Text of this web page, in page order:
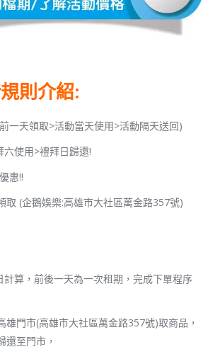
則介紹:
一天領取>活動當天使用>活動隔天送回)
使用>禮拜日歸還!
惠!!
取 (企鵝娛樂:高雄市大社區萬金路357號)
計算，前後一天為一次租期，完成下單程序
雄門市(高雄市大社區萬金路357號)取商品，
還至門市，